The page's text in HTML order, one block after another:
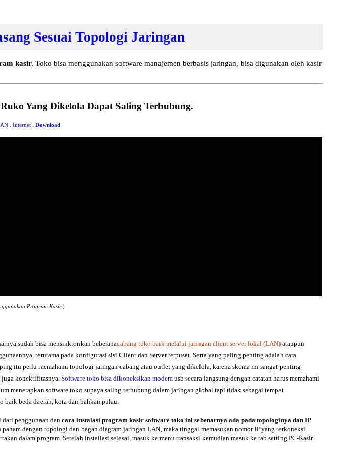
Sesuai Topologi Jaringan
kasir. Toko bisa menggunakan software manajemen berbasis jaringan, bisa digunakan oleh kasir
Yang Dikelola Dapat Saling Terhubung.
. Internet. Download
Program Kasir)
sudah bisa mensinkronkan beberapacabang toko baik melalui jaringan client server lokal (LAN)ataupun
terutama pada konfigurasi sisi Client dan Server terpusat. Serta yang paling penting adalah cara
itu perlu memahami topologi jaringan cabang atau outlet yang dikelola, karena skema ini sangat penting
juga konektifitasnya. Software toko bisa dikoneksikan modemusb secara langsung dengan catatan harus memahami
menerapkan software toko supaya saling terhubung dalam jaringan global tapi tidak sebagai tempat
beda daerah, kota dan bahkan pulau.
penggunaan dan cara instalasi program kasir software toko ini sebenarnya ada pada topologinya dan IP
dengan topologi dan bagan diagram jaringan LAN, maka tinggal memasukan nomor IP yang terkoneksi
dalam program. Setelah installasi selesai, masuk ke menu transaksi kemudian masuk ke tab setting PC-Kasir.